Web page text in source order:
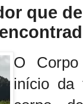
que
O
início da